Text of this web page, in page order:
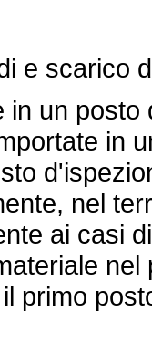
e scarico
un posto
in
nel
ai casi
primo